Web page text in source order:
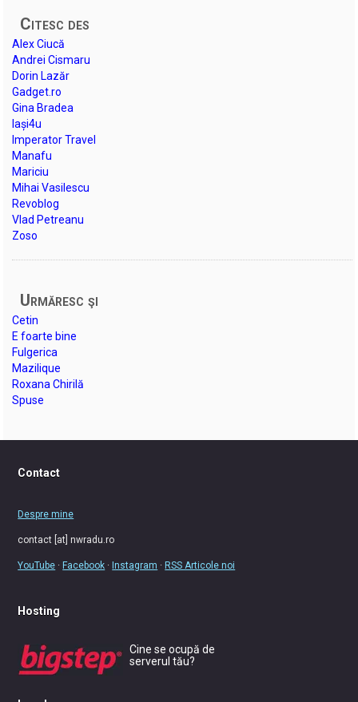
Citesc des
Alex Ciucă
Andrei Cismaru
Dorin Lazăr
Gadget.ro
Gina Bradea
Iași4u
Imperator Travel
Manafu
Mariciu
Mihai Vasilescu
Revoblog
Vlad Petreanu
Zoso
Urmăresc şi
Cetin
E foarte bine
Fulgerica
Mazilique
Roxana Chirilă
Spuse
Contact
Despre mine
contact [at] nwradu.ro
YouTube ·Facebook ·Instagram ·RSS Articole noi
Hosting
Cine se ocupă de
serverul tău?